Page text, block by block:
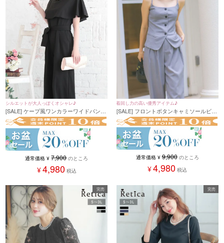
シルエットが大人っぽくオシャレ♪
[SALE] ケープ風ワンカラーワイドパンツ
プチプラパーティードレス (Mサイズ)
通常価格 ¥ 7,900 のところ
¥4,980 税込
着回し力の高い優秀アイテム♪
[SALE] フロントボタンキャミソールビス
チェ×ワイドパンツセットアップ(Sサイズ
~Lサイズ)(ベージュ/ブラック/グレー)
通常価格 ¥ 9,900 のところ
¥4,980 税込
完売 完売